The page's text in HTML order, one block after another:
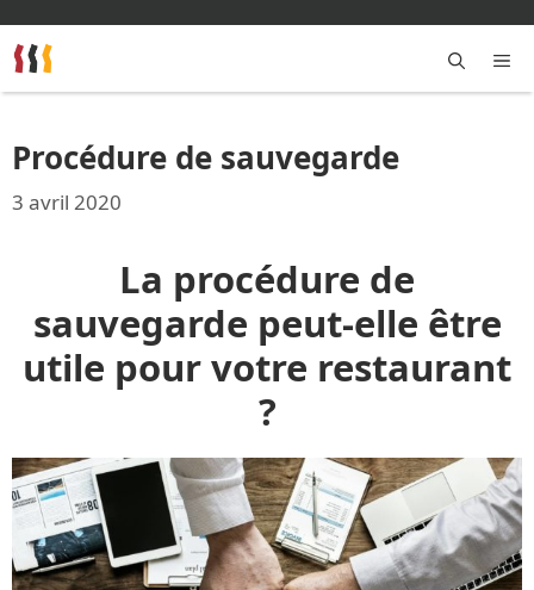
au
contenu
Procédure de sauvegarde
3 avril 2020
La procédure de
sauvegarde peut-elle être
utile pour votre restaurant
?